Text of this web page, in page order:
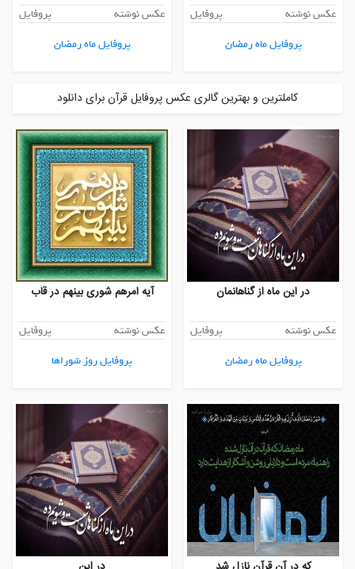
عکس نوشته
پروفایل
پروفایل ماه رمضان
عکس نوشته
پروفایل
پروفایل ماه رمضان
کاملترین و بهترین گالری عکس پروفایل قرآن برای دانلود
در این ماه از گناهانمان
عکس نوشته
پروفایل
پروفایل ماه رمضان
آیه امرهم شوری بینهم در قاب
عکس نوشته
پروفایل
پروفایل روز شوراها